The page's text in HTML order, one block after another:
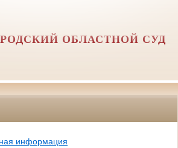
ОБЛАСТНОЙ СУД
информация